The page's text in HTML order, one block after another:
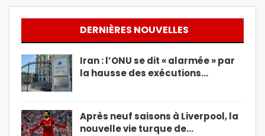
DERNIÈRES NOUVELLES
Iran : l’ONU se dit « alarmée » par
la hausse des exécutions…
Après neuf saisons à Liverpool, la
nouvelle vie turque de…